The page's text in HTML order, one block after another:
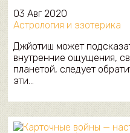
03 Авг 2020
Астрология и эзотерика
Джйотиш может
внутренние ощущения,
планетой, следует
эти…